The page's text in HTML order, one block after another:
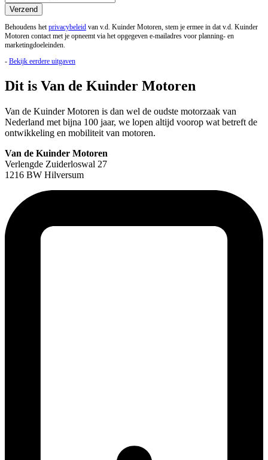
Behoudens hetprivacybeleid van v.d. Kuinder Motoren, stem je ermee in dat v.d. Kuinder
Motoren contact met je opneemt via het opgegeven e-mailadres voor planning- en
marketingdoeleinden.
- Bekijk eerdere uitgaven
Dit is Van de Kuinder Motoren
Van de Kuinder Motoren is dan wel de oudste motorzaak van
Nederland met bijna 100 jaar, we lopen altijd voorop wat betreft de
ontwikkeling en mobiliteit van motoren.
Van de Kuinder Motoren
Verlengde Zuiderloswal 27
1216 BW Hilversum